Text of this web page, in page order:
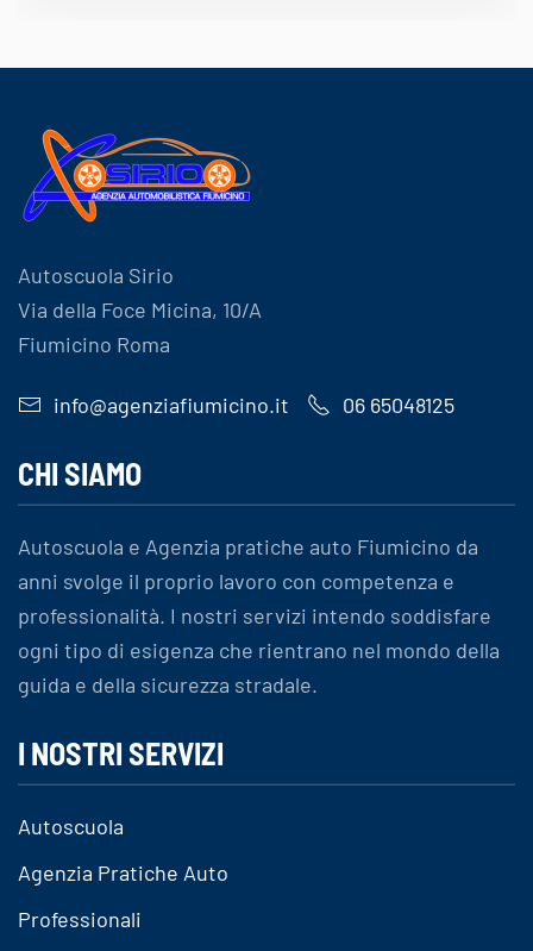
Autoscuola Sirio
Via della Foce Micina, 10/A
Fiumicino Roma
info@agenziafiumicino.it 06 65048125
CHI SIAMO
Autoscuola e Agenzia pratiche auto Fiumicino da
anni svolge il proprio lavoro con competenza e
professionalità. I nostri servizi intendo soddisfare
ogni tipo di esigenza che rientrano nel mondo della
guida e della sicurezza stradale.
I NOSTRI SERVIZI
Autoscuola
Agenzia Pratiche Auto
Professionali